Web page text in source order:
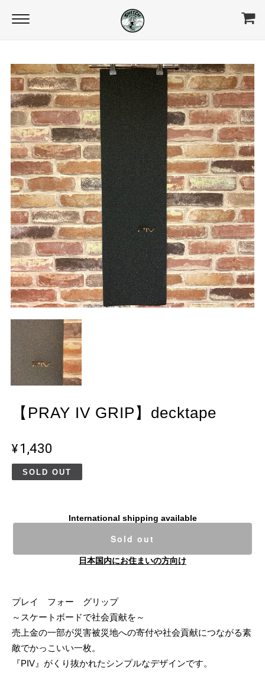
【PRAY IV GRIP】decktape
¥1,430
SOLD OUT
International shipping available
Sold out
日本国内にお住まいの方向け
プレイ フォー グリップ
～スケートボードで社会貢献を～
売上金の一部が災害被災地への寄付や社会貢献につながる素
敵でかっこいい一枚。
『PIV』がくり抜かれたシンプルなデザインです。